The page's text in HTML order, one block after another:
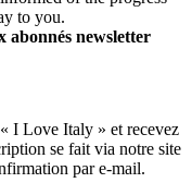
to you.
abonnés newsletter
I Love Italy » et recevez
se fait via notre site
par e-mail.